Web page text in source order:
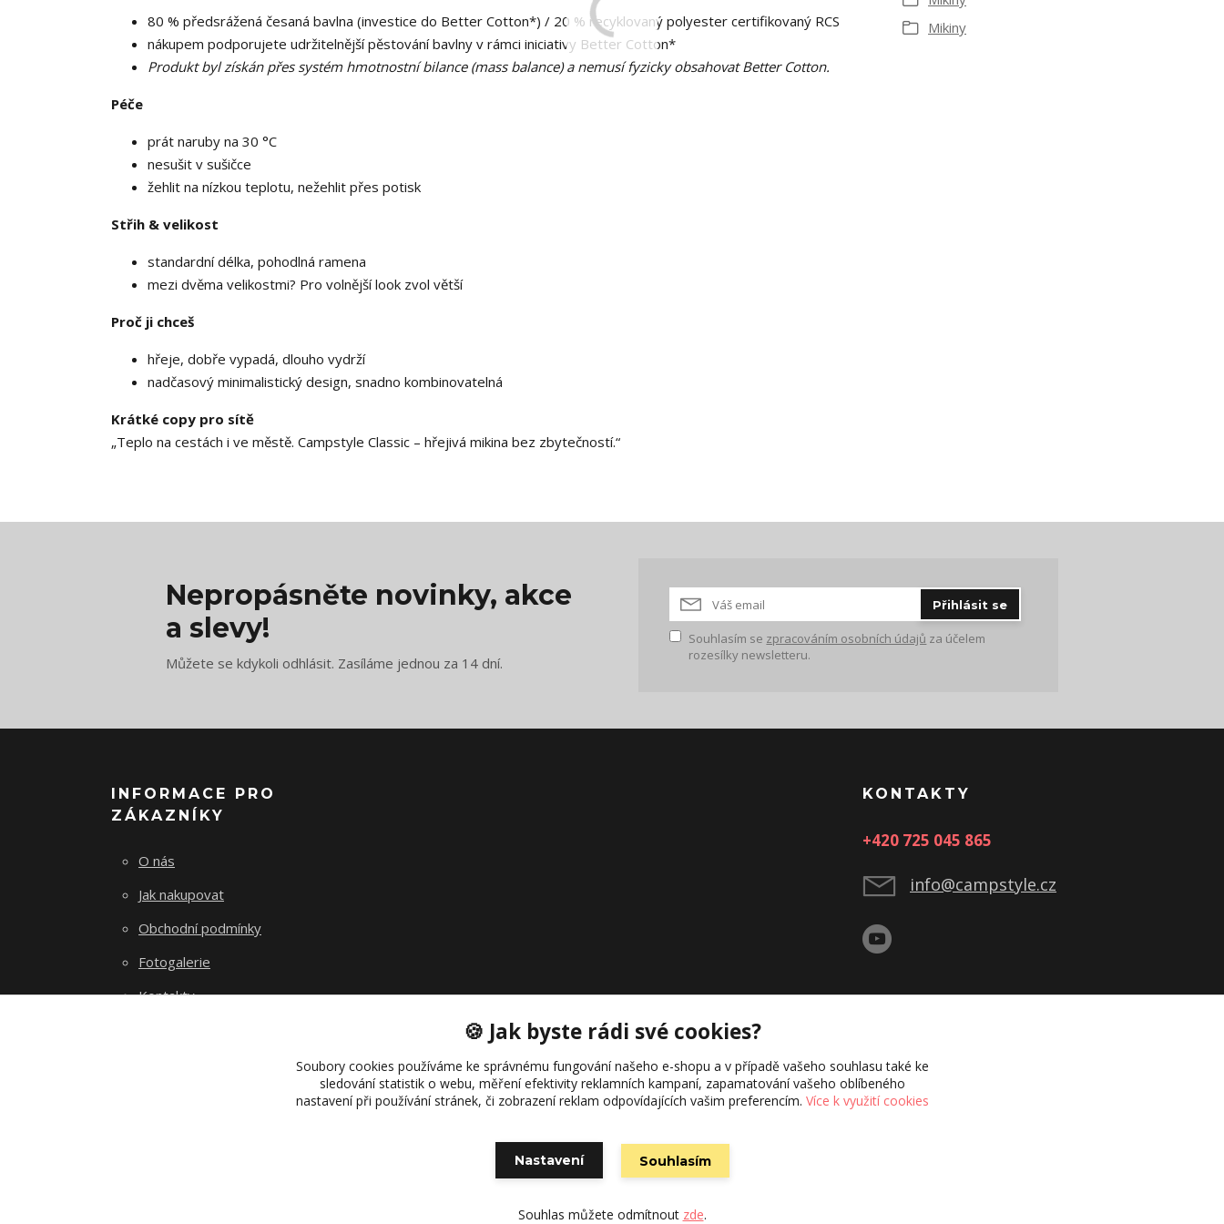
80 % předsrážená česaná bavlna (investice do Better Cotton*) / 20 % recyklovaný polyester certifikovaný RCS
nákupem podporujete udržitelnější pěstování bavlny v rámci iniciativy Better Cotton*
Produkt byl získán přes systém hmotnostní bilance (mass balance) a nemusí fyzicky obsahovat Better Cotton.
Péče
prát naruby na 30 °C
nesušit v sušičce
žehlit na nízkou teplotu, nežehlit přes potisk
Střih & velikost
standardní délka, pohodlná ramena
mezi dvěma velikostmi? Pro volnější look zvol větší
Proč ji chceš
hřeje, dobře vypadá, dlouho vydrží
nadčasový minimalistický design, snadno kombinovatelná
Krátké copy pro sítě
„Teplo na cestách i ve městě. Campstyle Classic – hřejivá mikina bez zbytečností.“
Mikiny
Nepropásněte novinky, akce
a slevy!
Můžete se kdykoli odhlásit. Zasíláme jednou za 14 dní.
Přihlásit se
Souhlasím se zpracováním osobních údajů za účelem
rozesílky newsletteru.
INFORMACE PRO
ZÁKAZNÍKY
O nás
Jak nakupovat
Obchodní podmínky
Fotogalerie
Kontakty
KONTAKTY
+420 725 045 865
info@campstyle.cz
Campstyle
Vytvořeno na
🍪 Jak byste rádi své cookies?
Soubory cookies používáme ke správnému fungování našeho e-shopu a v případě vašeho souhlasu také ke
sledování statistik o webu, měření efektivity reklamních kampaní, zapamatování vašeho oblíbeného
nastavení při používání stránek, či zobrazení reklam odpovídajících vašim preferencím. Více k využití cookies
Nastavení Souhlasím
Souhlas můžete odmítnout zde.